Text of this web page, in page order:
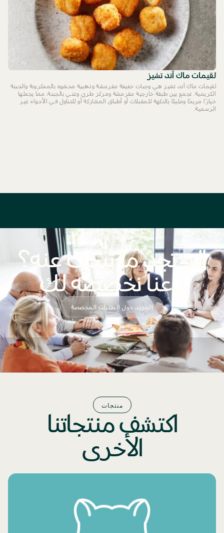
لقيمات ماك آند تشيز
لقيمات ماك آند تشيز هي وجبات خفيفة مقرمشة وذهبية محشوة بالمعكرونة والجبنة
الكريمية. تجمع بين طبقة خارجية مقرمشة ومركز طري وغني بالجبنة، مما يجعلها
خيارًا مريحًا ومليئًا بالنكهة للمقبلات أو أطباق المشاركة أو للتناول في الأجواء غير
الرسمية.
ألم تجد ما تبحث عنه؟
دعنا نخصصه لك
المزيد حول الطلبات المخصصة
منتجات
اكتشف منتجاتنا
الأخرى